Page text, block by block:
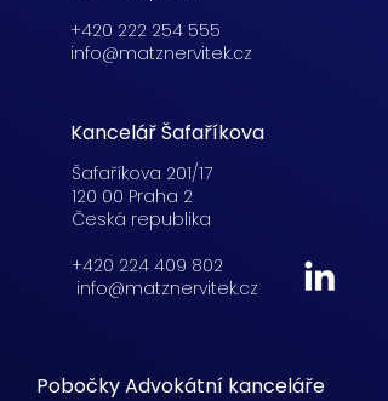
+420 222 254 555
info@matznervitek.cz
Kancelář Šafaříkova
Šafaříkova 201/17
120 00 Praha 2
Česká republika
+420 224 409 802
info@matznervitek.cz
Pobočky Advokátní kanceláře